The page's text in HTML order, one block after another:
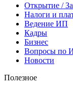
Открытие /
Налоги и
Ведение ИП
Кадры
Бизнес
Вопросы по
Новости
Полезное